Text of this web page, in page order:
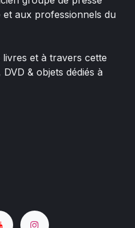
aux professionnels du
et à travers cette
& objets dédiés à